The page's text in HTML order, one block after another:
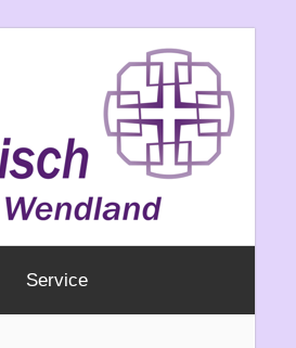
Service